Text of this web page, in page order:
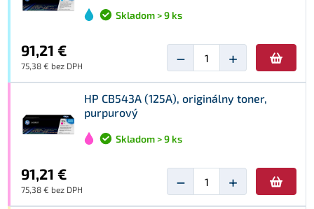
Skladom > 9 ks
91,21 €
75,38 € bez DPH − +
HP CB543A (125A), originálny toner,
purpurový
Skladom > 9 ks
91,21 €
75,38 € bez DPH − +